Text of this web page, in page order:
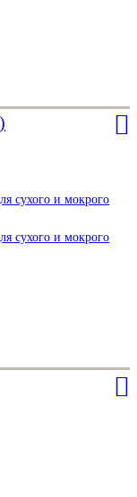
сухого и мокрого
сухого и мокрого